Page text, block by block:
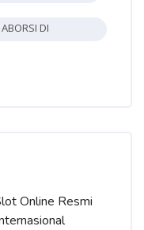
DI
Online Resmi